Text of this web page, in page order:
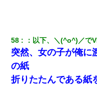
58 ： 以下、＼(^o^)／で
突然、女の子が俺に
の紙
折りたたんである紙